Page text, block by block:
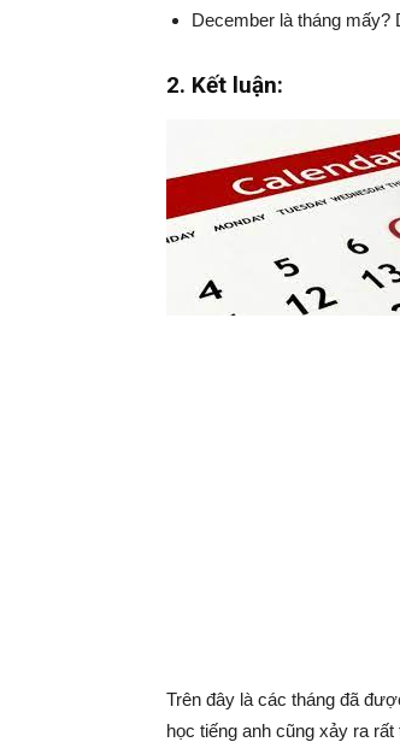
December là tháng mấy?
2. Kết luận:
Trên đây là các tháng đã
học tiếng anh cũng xảy ra